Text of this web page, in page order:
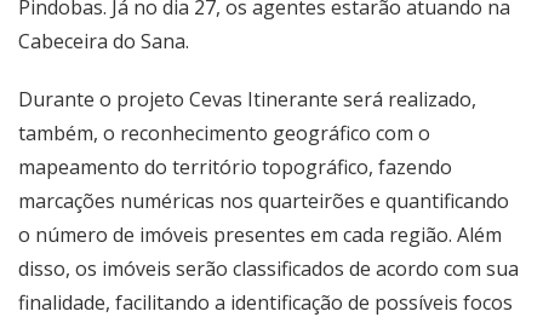
Pindobas. Já no dia 27, os agentes estarão atuando na
Cabeceira do Sana.
Durante o projeto Cevas Itinerante será realizado,
também, o reconhecimento geográfico com o
mapeamento do território topográfico, fazendo
marcações numéricas nos quarteirões e quantificando
o número de imóveis presentes em cada região. Além
disso, os imóveis serão classificados de acordo com sua
finalidade, facilitando a identificação de possíveis focos